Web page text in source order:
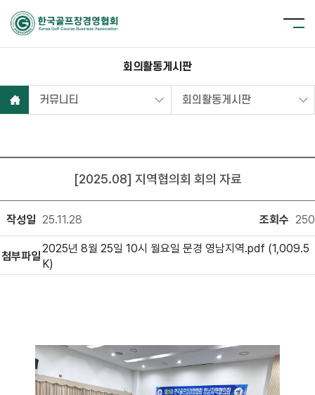
회의활동게시판
커뮤니티 회의활동게시판
[2025.08] 지역협의회 회의 자료
작성일 25.11.28 조회수 250
첨부파일
2025년 8월 25일 10시 월요일 문경 영남지역.pdf (1,009.5
K)